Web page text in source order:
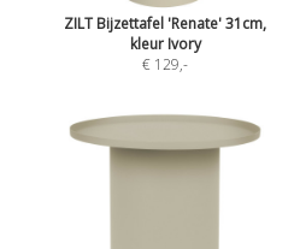
ZILT Bijzettafel 'Renate' 31cm,
kleur Ivory
€ 129,-